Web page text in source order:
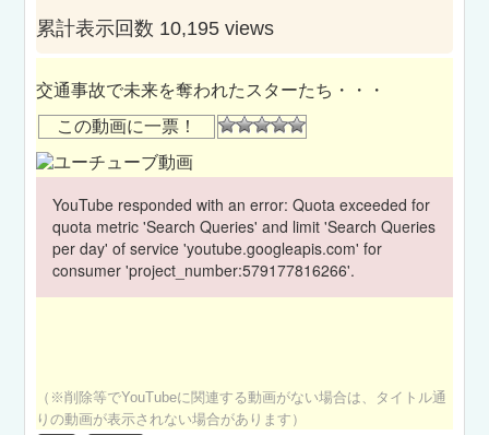
累計表示回数 10,195 views
交通事故で未来を奪われたスターたち・・・
この動画に一票！
YouTube responded with an error: Quota exceeded for
quota metric 'Search Queries' and limit 'Search Queries
per day' of service 'youtube.googleapis.com' for
consumer 'project_number:579177816266'.
（※削除等でYouTubeに関連する動画がない場合は、タイトル通
りの動画が表示されない場合があります）